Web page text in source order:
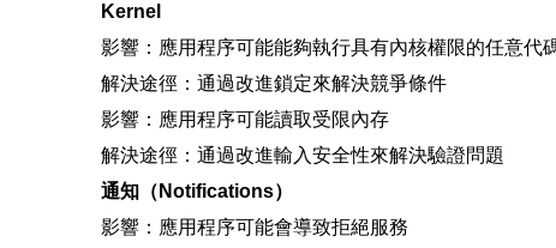
Kernel
影響：應用程序可能能夠執行具有內核權限的任意代
解決途徑：通過改進鎖定來解決競爭條件
影響：應用程序可能讀取受限內存
解決途徑：通過改進輸入安全性來解決驗證問題
通知（Notifications）
影響：應用程序可能會導致拒絕服務